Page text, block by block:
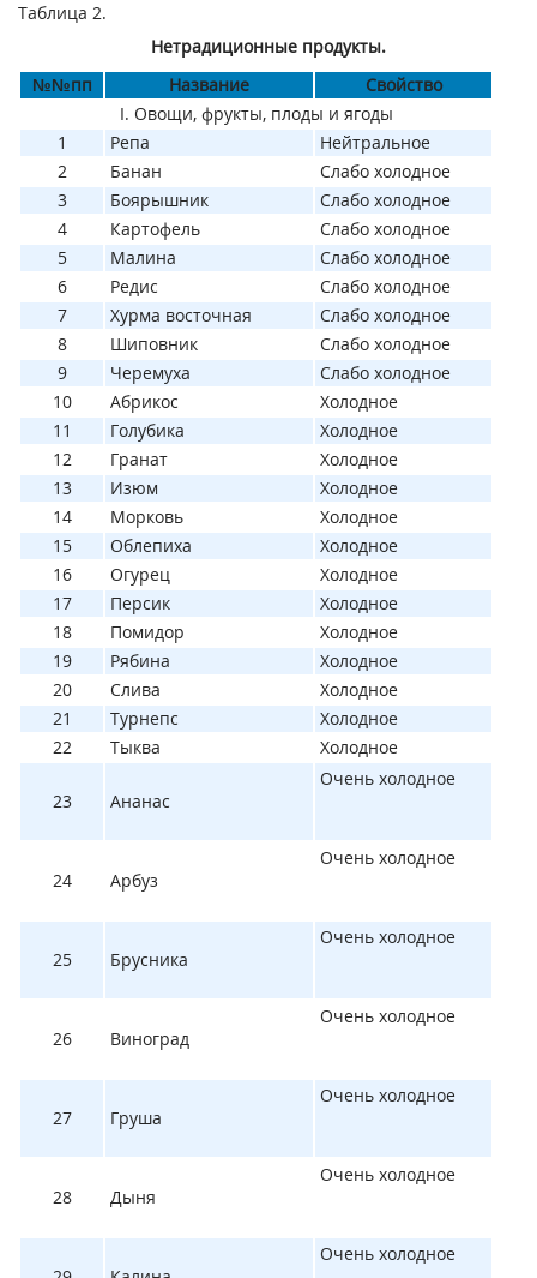
Таблица 2.
Нетрадиционные продукты.
№№пп
Название
Свойство
I. Овощи, фрукты, плоды и ягоды
1
Репа
Нейтральное
2
Банан
Слабо холодное
3
Боярышник
Слабо холодное
4
Картофель
Слабо холодное
5
Малина
Слабо холодное
6
Редис
Слабо холодное
7
Хурма восточная
Слабо холодное
8
Шиповник
Слабо холодное
9
Черемуха
Слабо холодное
10
Абрикос
Холодное
11
Голубика
Холодное
12
Гранат
Холодное
13
Изюм
Холодное
14
Морковь
Холодное
15
Облепиха
Холодное
16
Огурец
Холодное
17
Персик
Холодное
18
Помидор
Холодное
19
Рябина
Холодное
20
Слива
Холодное
21
Турнепс
Холодное
22
Тыква Холодное
23 Ананас
Очень холодное
24 Арбуз
Очень холодное
25 Брусника
Очень холодное
26 Виноград
Очень холодное
27 Груша
Очень холодное
28 Дыня
Очень холодное
Очень холодное